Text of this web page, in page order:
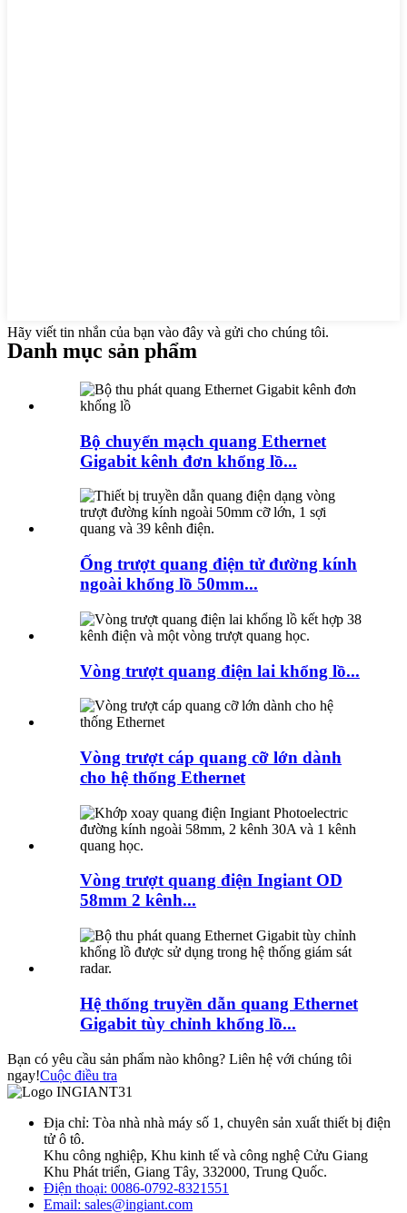
Hãy viết tin nhắn của bạn vào đây và gửi cho chúng tôi.
Danh mục sản phẩm
Bộ chuyển mạch quang Ethernet
Gigabit kênh đơn khổng lồ...
Ống trượt quang điện tử đường kính
ngoài khổng lồ 50mm...
Vòng trượt quang điện lai khổng lồ...
Vòng trượt cáp quang cỡ lớn dành
cho hệ thống Ethernet
Vòng trượt quang điện Ingiant OD
58mm 2 kênh...
Hệ thống truyền dẫn quang Ethernet
Gigabit tùy chỉnh khổng lồ...
Bạn có yêu cầu sản phẩm nào không? Liên hệ với chúng tôi
ngay!Cuộc điều tra
Địa chỉ: Tòa nhà nhà máy số 1, chuyên sản xuất thiết bị điện
tử ô tô.
Khu công nghiệp, Khu kinh tế và công nghệ Cửu Giang
Khu Phát triển, Giang Tây, 332000, Trung Quốc.
Điện thoại: 0086-0792-8321551
Email: sales@ingiant.com